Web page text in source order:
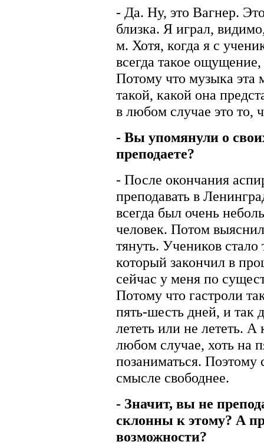
- Да. Ну, это Вагнер.
близка. Я играл,
м. Хотя, когда я с
всегда такое
Потому что музыка эта
такой, какой она
в любом случае это то,
- Вы упомянули о
преподаете?
- После окончания
преподавать в
всегда был очень
человек. Потом
тянуть. Учеников
который закончил в
сейчас у меня по
Потому что гастроли
пять-шесть дней, и так
лететь или не лететь. А
любом случае, хоть на
позаниматься. Поэтому
смысле свободнее.
- Значит, вы не
склонны к этому? А
возможности?